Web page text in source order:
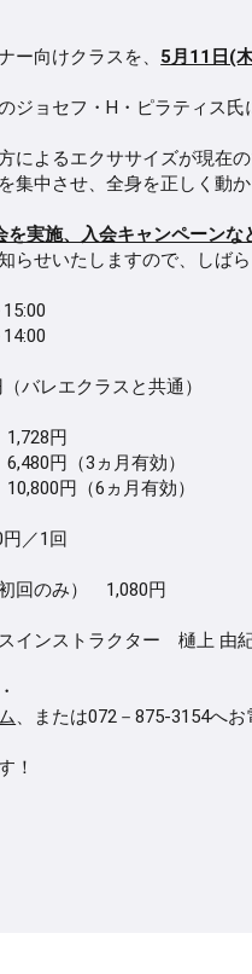
ー向けクラスを、 5月11日(
ジョセフ・H・ピラティス
によるエクササイズが現在
集中させ、全身を正しく動
実施、入会キャンペーンな
らせいたしますので、しば
バレエクラスと共通）
円
円（3ヵ月有効）
円（6ヵ月有効）
／1回
回のみ） 1,080円
インストラクター 樋上 由
、または072－875-3154へお
！